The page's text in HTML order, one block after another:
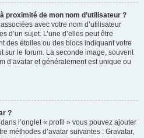
proximité de mon nom d’utilisateur ?
avec votre nom d’utilisateur
d’un sujet. L’une d’elles peut être
des étoiles ou des blocs indiquant votre
sur le forum. La seconde image, souvent
d’avatar et généralement est unique ou
?
l’onglet « profil » vous pouvez ajouter
méthodes d’avatar suivantes : Gravatar,